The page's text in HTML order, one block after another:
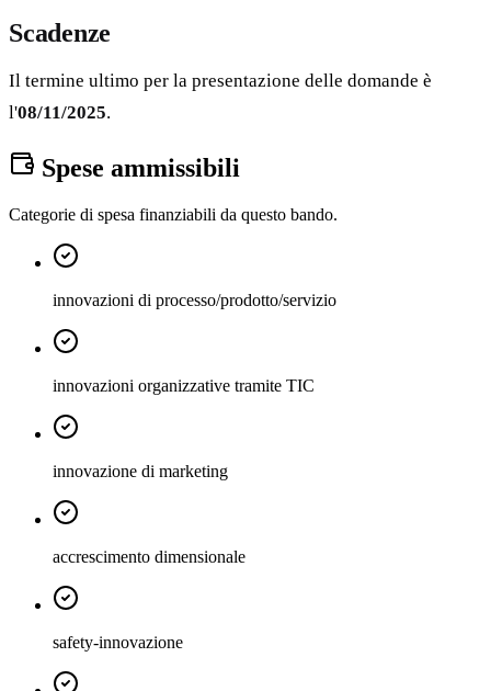
Scadenze
Il termine ultimo per la presentazione delle domande è
l'08/11/2025.
Spese ammissibili
Categorie di spesa finanziabili da questo bando.
innovazioni di processo/prodotto/servizio
innovazioni organizzative tramite TIC
innovazione di marketing
accrescimento dimensionale
safety-innovazione